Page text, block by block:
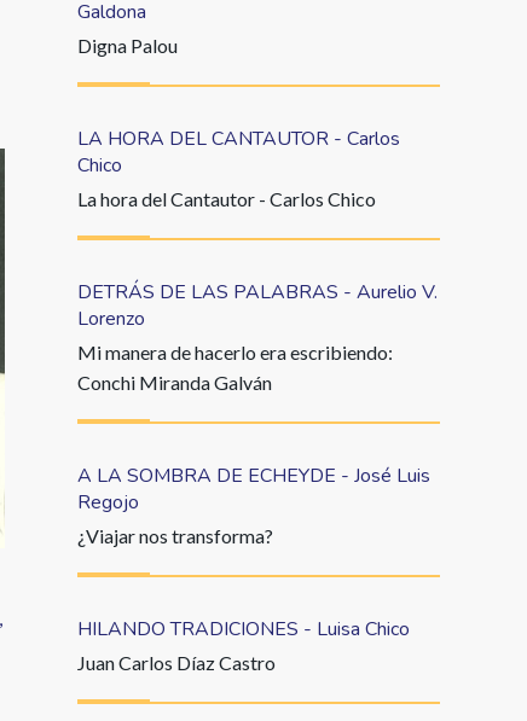
Galdona
Digna Palou
LA HORA DEL CANTAUTOR - Carlos
Chico
La hora del Cantautor - Carlos Chico
DETRÁS DE LAS PALABRAS - Aurelio V.
Lorenzo
Mi manera de hacerlo era escribiendo:
Conchi Miranda Galván
A LA SOMBRA DE ECHEYDE - José Luis
Regojo
¿Viajar nos transforma?
HILANDO TRADICIONES - Luisa Chico
Juan Carlos Díaz Castro